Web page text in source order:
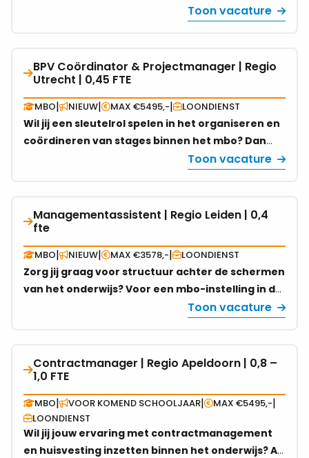
in meer dan 90 landen? Leid IVIO Wereldschool
internationaal onderwijs vanuit Lelystad. Een
unieke managementfunctie voor een
ondernemende leider met visie op onderwijs,
digitalisering en organisatieontwikkeling.
Toon vacature
Almere
1,0
FTE
BPV Coördinator & Projectmanager | Regio
Utrecht | 0,45 FTE
MBO| NIEUW| MAX €5495,-| LOONDIENST
Wil jij een sleutelrol spelen in het organiseren en
coördineren van stages binnen het mbo? Dan
zoeken wij jou! Als BPV Coördinator &
verbindende schakel tussen studenten,
docenten, praktijkopleiders en het werkveld. Met
jouw organisatorisch talent en proactieve
houding draag je bij aan kwalitatief sterke
stages.
Toon vacature
Bekijk
vacature
over
BPV
Coördinator
Utrecht
0,45
FTE
Managementassistent | Regio Leiden | 0,4
fte
MBO| NIEUW| MAX €3578,-| LOONDIENST
Zorg jij graag voor structuur achter de schermen
van het onderwijs? Voor een mbo-instelling in de
afwisselende functie waarin jouw
nauwkeurigheid het verschil maakt.
Toon vacature
Bekijk
vacature
over
Managementassistent
fteContractmanager | Regio Apeldoorn | 0,8 –
1,0 FTE
MBO| VOOR KOMEND SCHOOLJAAR| MAX €5495,-|
LOONDIENST
Wil jij jouw ervaring met contractmanagement
en huisvesting inzetten binnen het onderwijs? Als
Bekijk
vacature
over
Contractmanager
|
Regio